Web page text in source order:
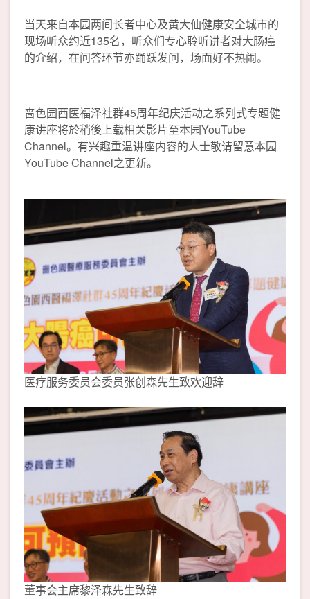
当天来自本园两间长者中心及黄大仙健康安全城市的
现场听众约近135名，听众们专心聆听讲者对大肠癌
的介绍，在问答环节亦踊跃发问，场面好不热闹。
啬色园西医福泽社群45周年纪庆活动之系列式专题健
康讲座将於稍後上载相关影片至本园YouTube
Channel。有兴趣重温讲座内容的人士敬请留意本园
YouTube Channel之更新。
医疗服务委员会委员张创森先生致欢迎辞
董事会主席黎泽森先生致辞